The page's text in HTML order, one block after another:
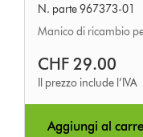
N. parte 967373-01
Manico di ricambio
CHF 29.00
Il prezzo include l’IVA
Aggiungi al